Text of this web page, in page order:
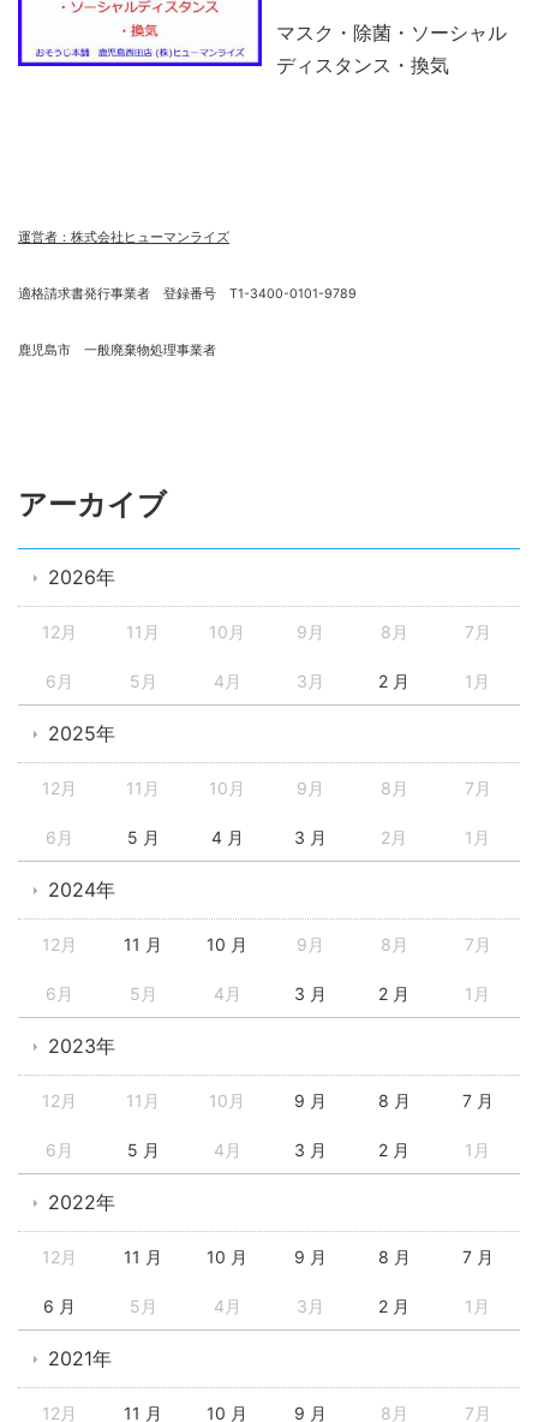
マスク・除菌・ソーシャル
ディスタンス・換気
運営者：株式会社ヒューマンライズ
適格請求書発行事業者 登録番号 T1-3400-0101-9789
鹿児島市 一般廃棄物処理事業者
アーカイブ
2026年
12月 11月 10月 9月 8月 7月
6月 5月 4月 3月 2 月 1月
2025年
12月 11月 10月 9月 8月 7月
6月 5 月 4 月 3 月 2月 1月
2024年
12月 11 月 10 月 9月 8月 7月
6月 5月 4月 3 月 2 月 1月
2023年
12月 11月 10月 9 月 8 月 7 月
6月 5 月 4月 3 月 2 月 1月
2022年
12月 11 月 10 月 9 月 8 月 7 月
6 月 5月 4月 3月 2 月 1月
2021年
12月 11 月 10 月 9 月 8月 7月